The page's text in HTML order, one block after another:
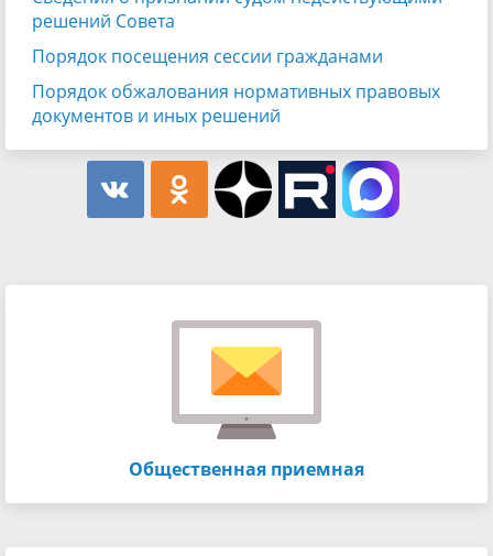
решений Совета
Порядок посещения сессии гражданами
Порядок обжалования нормативных правовых
документов и иных решений
Общественная приемная